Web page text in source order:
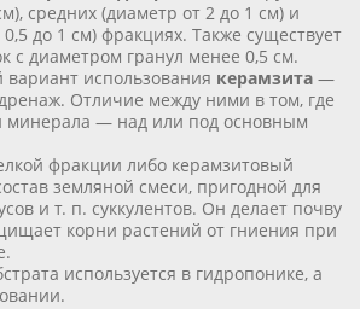
средних (диаметр от 2 до 1 см) и
до 1 см) фракциях. Также существует
с диаметром гранул менее 0,5 см.
использования керамзита —
Отличие между ними в том, где
минерала — над или под основным
фракции либо керамзитовый
земляной смеси, пригодной для
и т. п. суккулентов. Он делает почву
корни растений от гниения при
используется в гидропонике, а